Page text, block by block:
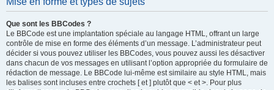
Que sont les BBCodes ?
Le BBCode est une implantation spéciale au langage HTML, offrant un large
contrôle de mise en forme des éléments d’un message. L’administrateur peut
décider si vous pouvez utiliser les BBCodes, vous pouvez aussi les désactiver
dans chacun de vos messages en utilisant l’option appropriée du formulaire de
rédaction de message. Le BBCode lui-même est similaire au style HTML, mais
les balises sont incluses entre crochets [ et ] plutôt que < et >. Pour plus